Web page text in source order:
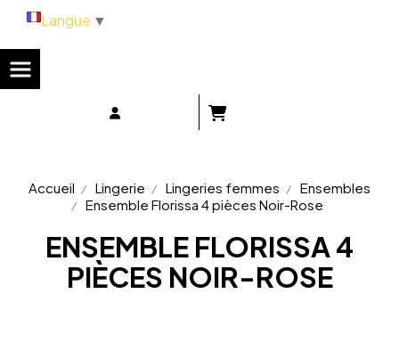
Accueil Lingerie Lingeries femmes
Ensembles
Ensemble Florissa 4 pièces Noir-Rose
ENSEMBLE FLORISSA 4
PIÈCES NOIR-ROSE
Langue ▼